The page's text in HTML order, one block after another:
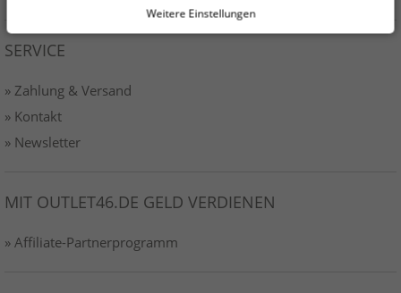
SERVICE
» Zahlung & Versand
» Kontakt
» Newsletter
MIT OUTLET46.DE GELD VERDIENEN
» Affiliate-Partnerprogramm
Weitere Einstellungen